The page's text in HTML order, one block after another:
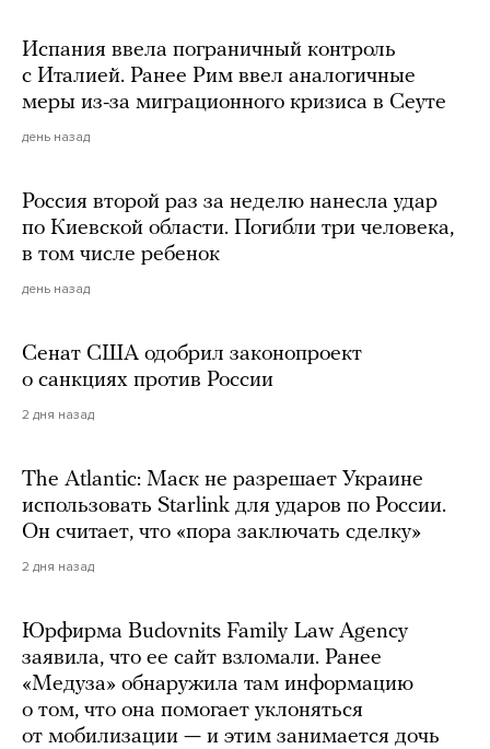
Испания ввела пограничный контроль
с Италией. Ранее Рим ввел аналогичные
меры из-за миграционного кризиса в Сеуте
день назад
Россия второй раз за неделю нанесла удар
по Киевской области. Погибли три человека,
в том числе ребенок
день назад
Сенат США одобрил законопроект
о санкциях против России
2 дня назад
The Atlantic: Маск не разрешает Украине
использовать Starlink для ударов по России.
Он считает, что «пора заключать сделку»
2 дня назад
Юрфирма Budovnits Family Law Agency
заявила, что ее сайт взломали. Ранее
«Медуза» обнаружила там информацию
о том, что она помогает уклоняться
от мобилизации — и этим занимается дочь